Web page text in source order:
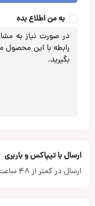
به من اطلاع بده
در صورت نیاز به
رابطه با این محصول
بگیرید.
ارسال با تیپاکس و باربری
ارسال در کمتر از 48 ساعت